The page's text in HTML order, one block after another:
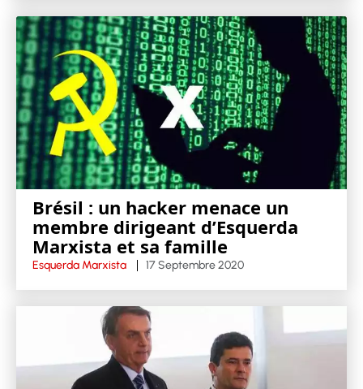
Brésil : un hacker menace un
membre dirigeant d’Esquerda
Marxista et sa famille
Esquerda Marxista 17 Septembre 2020